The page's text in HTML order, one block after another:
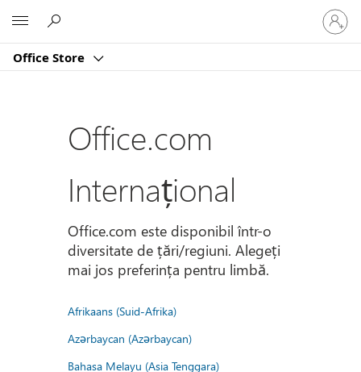
Office Store
vă
la
dvs.
Office.com
Internațional
Office.com este disponibil într-o
diversitate de țări/regiuni. Alegeți
mai jos preferința pentru limbă.
Afrikaans (Suid-Afrika)
Azərbaycan (Azərbaycan)
Bahasa Melayu (Asia Tenggara)